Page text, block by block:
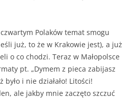
Polaków temat smogu
już, to że w Krakowie jest), a już
o co chodzi. Teraz w Małopolsce
pt. „Dymem z pieca zabijasz
było i nie działało! Litości!
ale jakby mnie zaczęto szczuć